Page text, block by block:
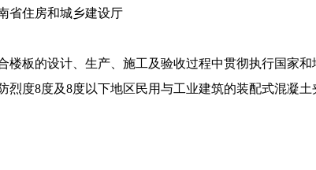
省住房和城乡建设厅
楼板的设计、生产、施工及验收过程中贯彻执行国家
烈度8度及8度以下地区民用与工业建筑的装配式混凝